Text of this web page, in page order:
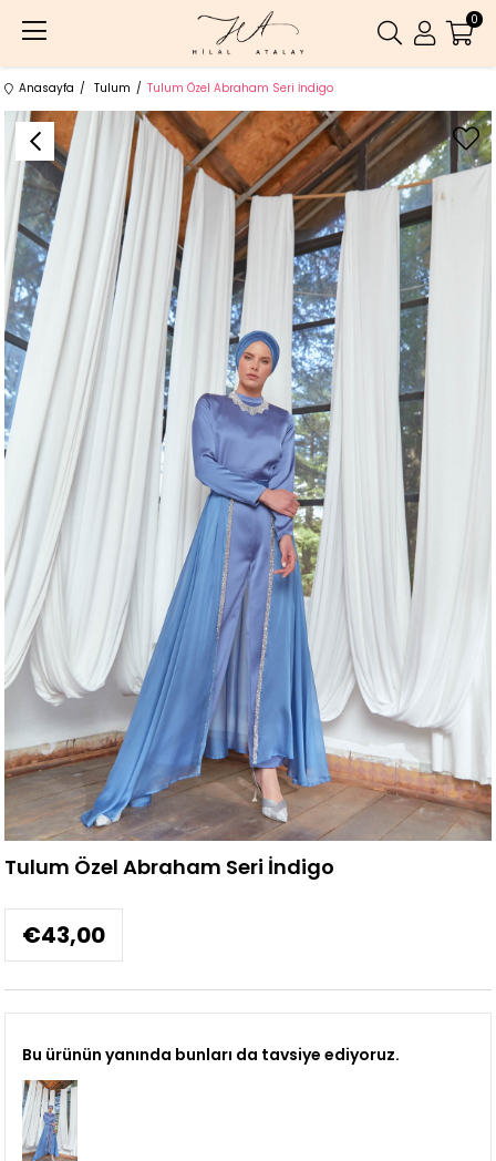
0
Anasayfa Tulum Tulum Özel Abraham Seri İndigo
Tulum Özel Abraham Seri İndigo
€43,00
Bu ürünün yanında bunları da tavsiye ediyoruz.